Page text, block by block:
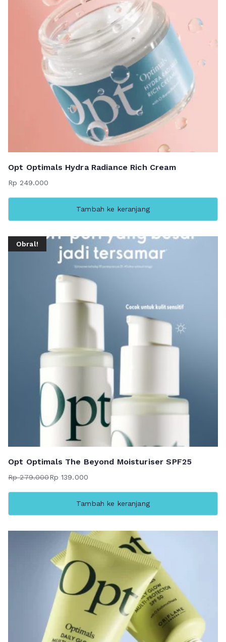
Opt Optimals Hydra Radiance Rich Cream
Rp 249.000
Tambah ke keranjang
Obral!
Opt Optimals The Beyond Moisturiser SPF25
Rp279.000
Harga
aslinya
Rp 139.000
Harga
saat
Rp 139.000.
Tambah ke keranjang